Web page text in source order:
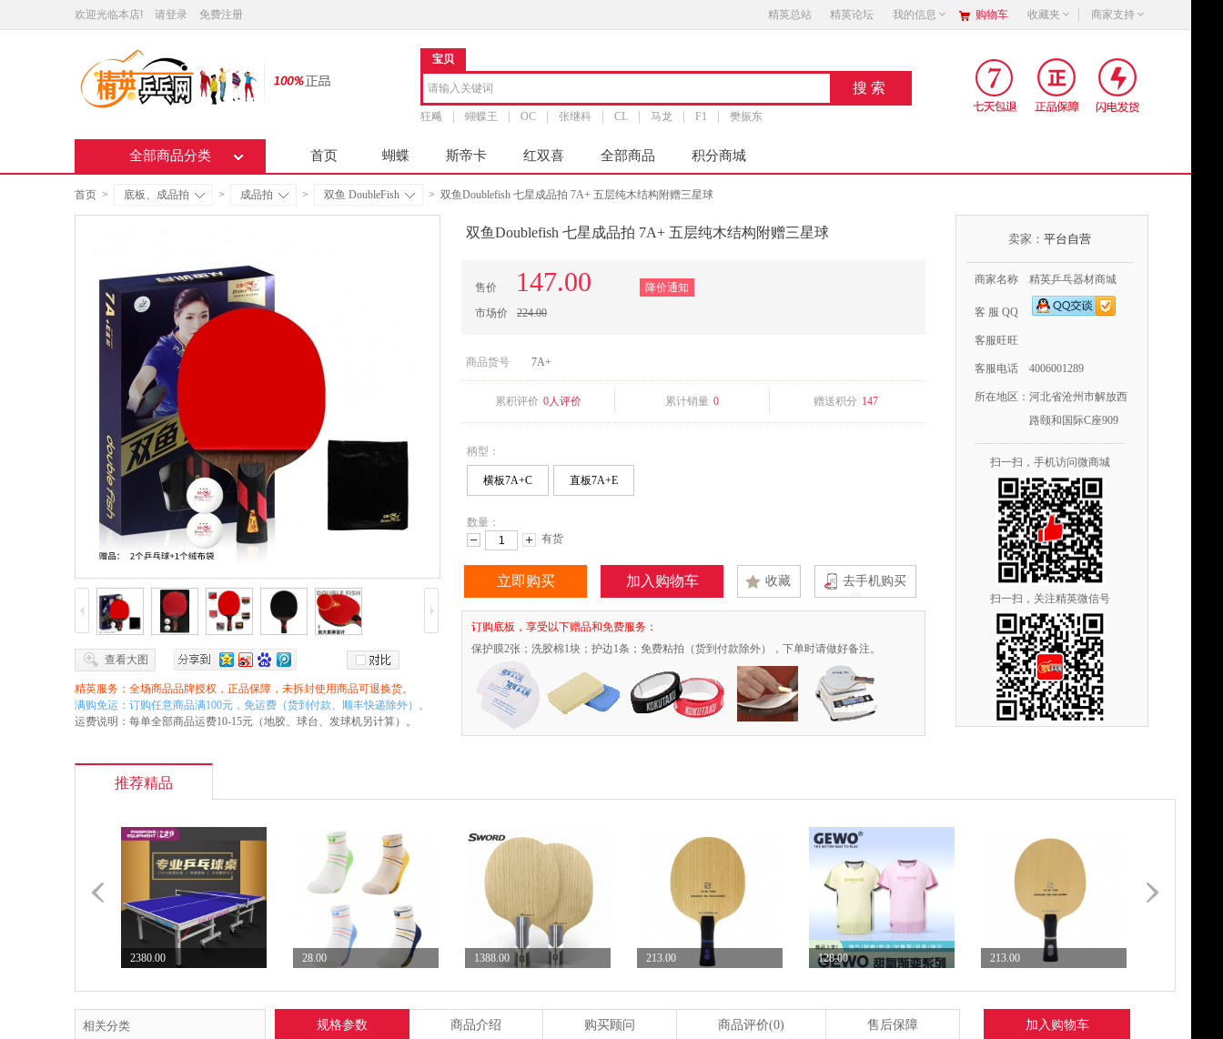
欢迎光临本店! 请登录 免费注册 精英总站 精英论坛 我的信息 购物车 收藏夹 商家支持
宝贝
狂飚 蝴蝶王 OC 张继科 CL 马龙 F1 樊振东
全部商品分类 首页 蝴蝶 斯帝卡 红双喜 全部商品 积分商城
首页 > 底板、成品拍 > 成品拍 > 双鱼 DoubleFish > 双鱼Doublefish 七星成品拍 7A+ 五层纯木结构附赠三星球
双鱼Doublefish 七星成品拍 7A+ 五层纯木结构附赠三星球
售价 147.00
降价通知
市场价
224.00
商品货号 7A+
累积评价 0人评价 累计销量 0 赠送积分 147
柄型：
横板7A+C 直板7A+E
数量：
有货
立即购买 加入购物车 收藏 去手机购买
订购底板，享受以下赠品和免费服务：
保护膜2张；洗胶棉1块；护边1条；免费粘拍（货到付款除外），下单时请做好备注。
查看大图
精英服务：全场商品品牌授权，正品保障，未拆封使用商品可退换货。
满购免运：订购任意商品满100元，免运费（货到付款、顺丰快递除外）。
运费说明：每单全部商品运费10-15元（地胶、球台、发球机另计算）。
卖家： 平台自营
商家名称 精英乒乓器材商城
客 服 QQ
客服旺旺
客服电话 4006001289
所在地区： 河北省沧州市解放西
路颐和国际C座909
扫一扫，手机访问微商城
扫一扫，关注精英微信号
推荐精品
2380.00
28.00
1388.00
213.00
128.00
213.00
相关分类 规格参数 商品介绍 购买顾问 商品评价(0) 售后保障 加入购物车